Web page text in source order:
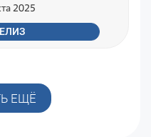
2025
ЕЩЁ